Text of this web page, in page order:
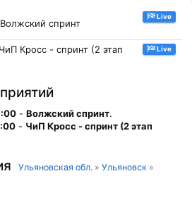
спринт
Live
Кросс - спринт (2 этап
Live
- Волжский спринт.
- ЧиП Кросс - спринт (2 этап
Ульяновская обл. » Ульяновск »